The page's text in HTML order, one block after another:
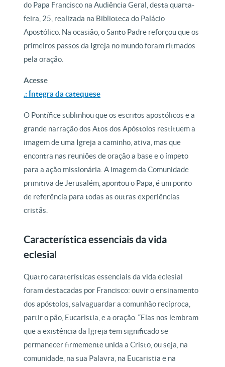
do Papa Francisco na Audiência Geral, desta quarta-
feira, 25, realizada na Biblioteca do Palácio
Apostólico. Na ocasião, o Santo Padre reforçou que os
primeiros passos da Igreja no mundo foram ritmados
pela oração.
Acesse
.: Íntegra da catequese
O Pontífice sublinhou que os escritos apostólicos e a
grande narração dos Atos dos Apóstolos restituem a
imagem de uma Igreja a caminho, ativa, mas que
encontra nas reuniões de oração a base e o ímpeto
para a ação missionária. A imagem da Comunidade
primitiva de Jerusalém, apontou o Papa, é um ponto
de referência para todas as outras experiências
cristãs.
Característica essenciais da vida
eclesial
Quatro caraterísticas essenciais da vida eclesial
foram destacadas por Francisco: ouvir o ensinamento
dos apóstolos, salvaguardar a comunhão recíproca,
partir o pão, Eucaristia, e a oração. “Elas nos lembram
que a existência da Igreja tem significado se
permanecer firmemente unida a Cristo, ou seja, na
comunidade, na sua Palavra, na Eucaristia e na